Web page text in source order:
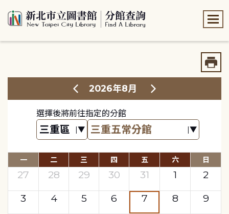
2026年8月
選擇後將前往指定的分館
一 二 三 四 五 六 日
27 28 29 30 31 1
2
3
4 5 6 7 8
9